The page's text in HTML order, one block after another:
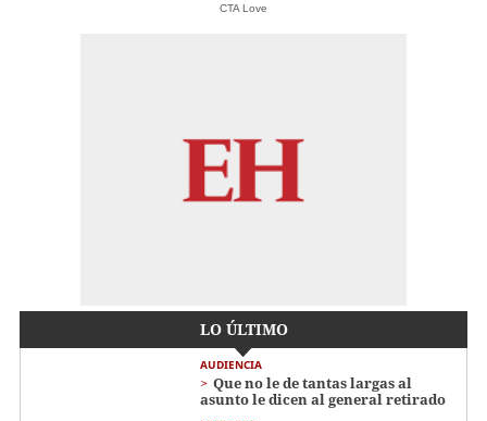
CTA Love
LO ÚLTIMO
AUDIENCIA
Que no le de tantas largas al
asunto le dicen al general retirado